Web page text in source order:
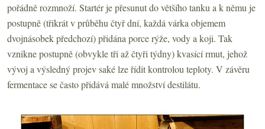
pořádně rozmnoží. Startér je přesunut do většího tanku a k němu je
postupně (třikrát v průběhu čtyř dní, každá várka objemem
dvojnásobek předchozí) přidána porce rýže, vody a koji. Tak
vznikne postupně (obvykle tři až čtyři týdny) kvasící rmut, jehož
vývoj a výsledný projev saké lze řídit kontrolou teploty. V závěru
fermentace se často přidává malé množství destilátu.